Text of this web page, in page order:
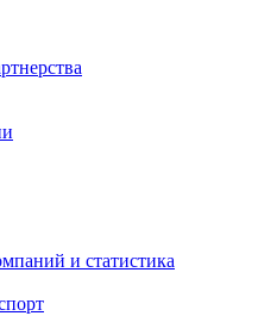
и статистика